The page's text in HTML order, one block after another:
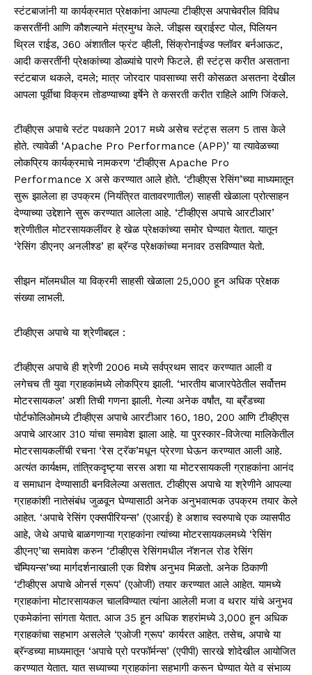
स्टंटबाजांनी या कार्यक्रमात प्रेक्षकांना आपल्या टीव्हीएस अपाचेवरील विविध
कसरतींनी आणि कौशल्याने मंत्रमुग्ध केले. जीझस ख्राईस्ट पोल, पिलियन
थ्रिल राईड, 360 अंशातील फ्रंट व्हीली, सिंक्रोनाईज्ड फ्लॉवर बर्नआऊट,
आदी कसरतींनी प्रेक्षकांच्या डोळ्यांचे पारणे फिटले. ही स्टंट्स करीत असताना
स्टंटबाज थकले, दमले; मात्र जोरदार पावसाच्या सरी कोसळत असतना देखील
आपला पूर्वीचा विक्रम तोडण्याच्या इर्षेने ते कसरती करीत राहिले आणि जिंकले.
टीव्हीएस अपाचे स्टंट पथकाने 2017 मध्ये असेच स्टंट्स सलग 5 तास केले
होते. त्यावेळी ‘Apache Pro Performance (APP)’ या त्यावेळच्या
लोकप्रिय कार्यक्रमाचे नामकरण ‘टीव्हीएस Apache Pro
Performance X असे करण्यात आले होते. ‘टीव्हीएस रेसिंग’च्या माध्यमातून
सुरू झालेला हा उपक्रम (नियंत्रित वातावरणातील) साहसी खेळाला प्रोत्साहन
देण्याच्या उद्देशाने सुरू करण्यात आलेला आहे. ‘टीव्हीएस अपाचे आरटीआर’
श्रेणीतील मोटरसायकलींवर हे खेळ प्रेक्षकांच्या समोर घेण्यात येतात. यातून
‘रेसिंग डीएनए अनलीश्ड’ हा ब्रॅन्ड प्रेक्षकांच्या मनावर ठसविण्यात येतो.
सीझन मॉलमधील या विक्रमी साहसी खेळाला 25,000 हून अधिक प्रेक्षक
संख्या लाभली.
टीव्हीएस अपाचे या श्रेणीबद्दल :
टीव्हीएस अपाचे ही श्रेणी 2006 मध्ये सर्वप्रथम सादर करण्यात आली व
लगेचच ती युवा ग्राहकांमध्ये लोकप्रिय झाली. ‘भारतीय बाजारपेठेतील सर्वोत्तम
मोटरसायकल’ अशी तिची गणना झाली. गेल्या अनेक वर्षांत, या ब्रँडच्या
पोर्टफोलिओमध्ये टीव्हीएस अपाचे आरटीआर 160, 180, 200 आणि टीव्हीएस
अपाचे आरआर 310 यांचा समावेश झाला आहे. या पुरस्कार-विजेत्या मालिकेतील
मोटरसायकलींची रचना ‘रेस ट्रॅक’मधून प्रेरणा घेऊन करण्यात आली आहे.
अत्यंत कार्यक्षम, तांत्रिकदृष्ट्या सरस अशा या मोटरसायकली ग्राहकांना आनंद
व समाधान देण्यासाठी बनविलेल्या असतात. टीव्हीएस अपाचे या श्रेणीने आपल्या
ग्राहकांशी नातेसंबंध जुळवून घेण्यासाठी अनेक अनुभवात्मक उपक्रम तयार केले
आहेत. ‘अपाचे रेसिंग एक्सपीरियन्स’ (एआरई) हे अशाच स्वरुपाचे एक व्यासपीठ
आहे, जेथे अपाचे बाळगणाऱ्या ग्राहकांना त्यांच्या मोटरसायकलमध्ये ‘रेसिंग
डीएनए’चा समावेश करुन ‘टीव्हीएस रेसिंगमधील नॅशनल रोड रेसिंग
चॅम्पियन्स’च्या मार्गदर्शनाखाली एक विशेष अनुभव मिळतो. अनेक ठिकाणी
‘टीव्हीएस अपाचे ओनर्स ग्रूप’ (एओजी) तयार करण्यात आले आहेत. यामध्ये
ग्राहकांना मोटारसायकल चालविण्यात त्यांना आलेली मजा व थरार यांचे अनुभव
एकमेकांना सांगता येतात. आज 35 हून अधिक शहरांमध्ये 3,000 हून अधिक
ग्राहकांचा सहभाग असलेले ‘एओजी ग्रूप’ कार्यरत आहेत. तसेच, अपाचे या
ब्रॅन्डच्या माध्यमातून ‘अपाचे प्रो परफॉर्मन्स’ (एपीपी) सारखे शोदेखील आयोजित
करण्यात येतात. यात सध्याच्या ग्राहकांना सहभागी करून घेण्यात येते व संभाव्य